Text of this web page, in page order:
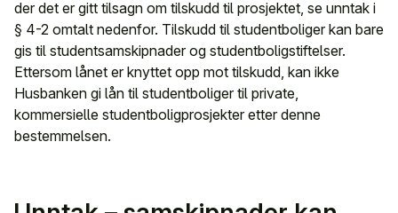
der det er gitt tilsagn om tilskudd til prosjektet, se unntak i
§ 4-2 omtalt nedenfor. Tilskudd til studentboliger kan bare
gis til studentsamskipnader og studentboligstiftelser.
Ettersom lånet er knyttet opp mot tilskudd, kan ikke
Husbanken gi lån til studentboliger til private,
kommersielle studentboligprosjekter etter denne
bestemmelsen.